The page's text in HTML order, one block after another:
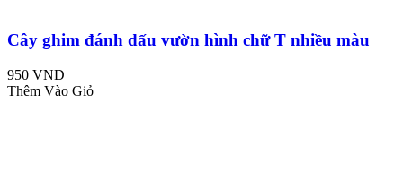
Cây ghim đánh dấu vườn hình chữ T nhiều màu
950 VND
Thêm Vào Giỏ